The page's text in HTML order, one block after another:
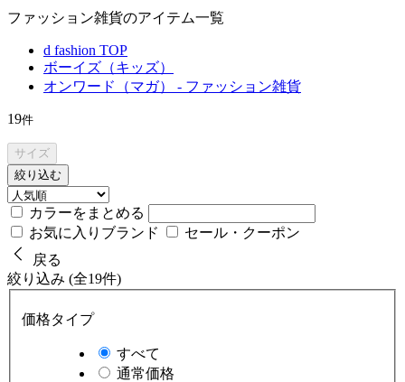
ファッション雑貨のアイテム一覧
d fashion TOP
ボーイズ（キッズ）
オンワード（マガ） - ファッション雑貨
19件
サイズ
絞り込む
カラーをまとめる
お気に入りブランド
セール・クーポン
戻る
絞り込み (全19件)
価格タイプ
すべて
通常価格